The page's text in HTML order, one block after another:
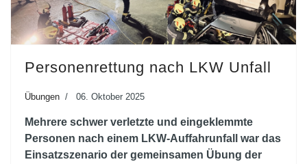
Personenrettung nach LKW Unfall
Übungen 06. Oktober 2025
Mehrere schwer verletzte und eingeklemmte
Personen nach einem LKW-Auffahrunfall war das
Einsatzszenario der gemeinsamen Übung der